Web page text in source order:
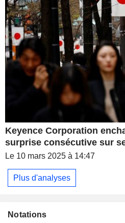
Keyence Corporation
surprise consécutive sur
Le 10 mars 2025 à 14:47
Plus d'analyses
Notations